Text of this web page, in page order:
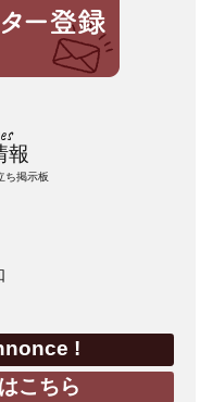
報
ち掲示板
!
こちら